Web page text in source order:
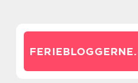
FERIEBLOGGERNE.